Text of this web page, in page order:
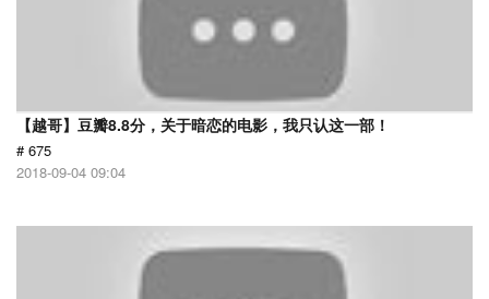
【越哥】豆瓣8.8分，关于暗恋的电影，我只认这一部！
# 675
2018-09-04 09:04